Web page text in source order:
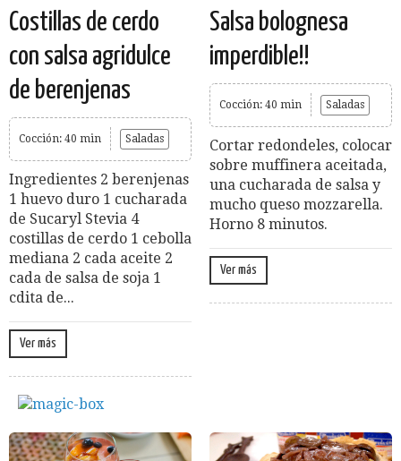
Costillas de cerdo
con salsa agridulce
de berenjenas
Cocción: 40 min Saladas
Ingredientes 2 berenjenas
1 huevo duro 1 cucharada
de Sucaryl Stevia 4
costillas de cerdo 1 cebolla
mediana 2 cada aceite 2
cada de salsa de soja 1
cdita de...
Ver más
Salsa bolognesa
imperdible!!
Cocción: 40 min Saladas
Cortar redondeles, colocar
sobre muffinera aceitada,
una cucharada de salsa y
mucho queso mozzarella.
Horno 8 minutos.
Ver más